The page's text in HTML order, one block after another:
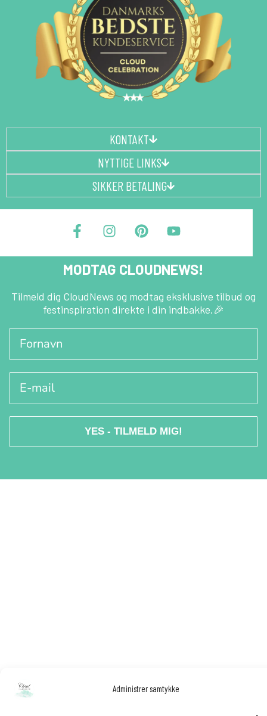
Administrer samtykke
KONTAKT
NYTTIGE LINKS
SIKKER BETALING
a
c
e
b
o
k
-
n
s
t
a
r
a
m
i
n
t
e
e
s
t
o
t
u
e
MODTAG CLOUDNEWS!
Tilmeld dig CloudNews og modtag eksklusive tilbud og
festinspiration direkte i din indbakke.🎉
Fornavn
E-mail
YES - TILMELD MIG!